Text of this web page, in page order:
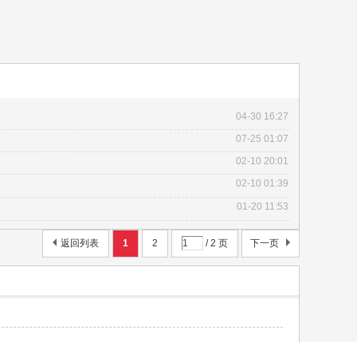
04-30 16:27
07-25 01:07
02-10 20:01
02-10 01:39
01-20 11:53
1 2 / 2 页 下一页
返回列表